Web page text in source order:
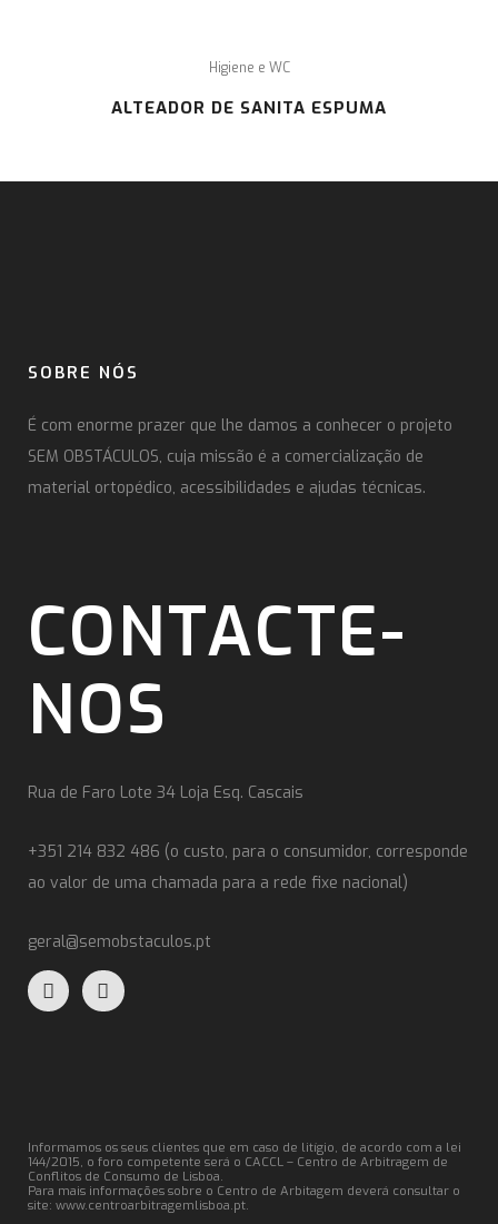
Higiene e WC
ALTEADOR DE SANITA ESPUMA
SOBRE NÓS
É com enorme prazer que lhe damos a conhecer o projeto
SEM OBSTÁCULOS, cuja missão é a comercialização de
material ortopédico, acessibilidades e ajudas técnicas.
CONTACTE-
NOS
Rua de Faro Lote 34 Loja Esq. Cascais
+351 214 832 486 (o custo, para o consumidor, corresponde
ao valor de uma chamada para a rede fixe nacional)
geral@semobstaculos.pt
Informamos os seus clientes que em caso de litígio, de acordo com a lei
144/2015, o foro competente será o CACCL – Centro de Arbitragem de
Conflitos de Consumo de Lisboa.
Para mais informações sobre o Centro de Arbitagem deverá consultar o
site: www.centroarbitragemlisboa.pt.